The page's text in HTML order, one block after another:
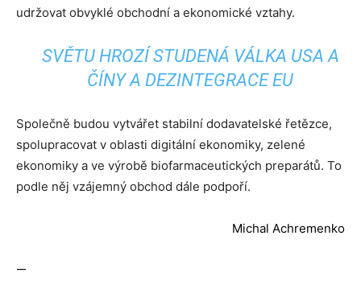
udržovat obvyklé obchodní a ekonomické vztahy.
SVĚTU HROZÍ STUDENÁ VÁLKA USA A
ČÍNY A DEZINTEGRACE EU
Společně budou vytvářet stabilní dodavatelské řetězce,
spolupracovat v oblasti digitální ekonomiky, zelené
ekonomiky a ve výrobě biofarmaceutických preparátů. To
podle něj vzájemný obchod dále podpoří.
Michal Achremenko
—